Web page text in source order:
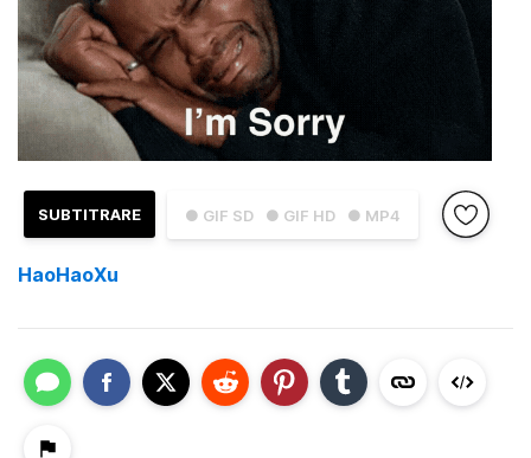
● GIF SD ● GIF HD ● MP4
SUBTITRARE
HaoHaoXu